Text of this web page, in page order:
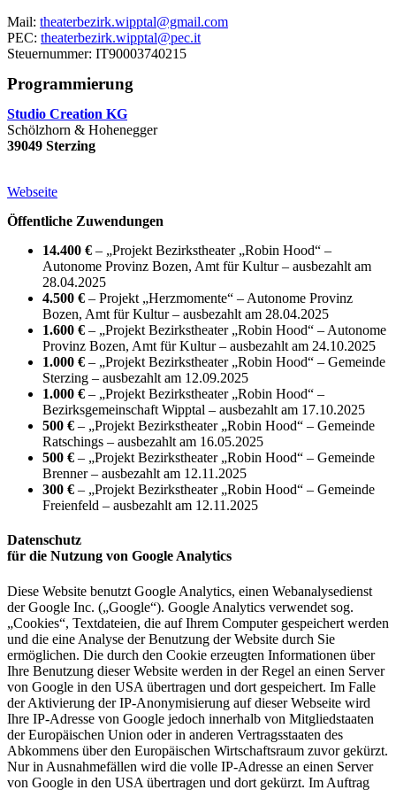
Mail: theaterbezirk.wipptal@gmail.com
PEC: theaterbezirk.wipptal@pec.it
Steuernummer: IT90003740215
Programmierung
Studio Creation KG
Schölzhorn & Hohenegger
39049 Sterzing
Webseite
Öffentliche Zuwendungen
14.400 € – „Projekt Bezirkstheater „Robin Hood“ –
Autonome Provinz Bozen, Amt für Kultur – ausbezahlt am
28.04.2025
4.500 € – Projekt „Herzmomente“ – Autonome Provinz
Bozen, Amt für Kultur – ausbezahlt am 28.04.2025
1.600 € – „Projekt Bezirkstheater „Robin Hood“ – Autonome
Provinz Bozen, Amt für Kultur – ausbezahlt am 24.10.2025
1.000 € – „Projekt Bezirkstheater „Robin Hood“ – Gemeinde
Sterzing – ausbezahlt am 12.09.2025
1.000 € – „Projekt Bezirkstheater „Robin Hood“ –
Bezirksgemeinschaft Wipptal – ausbezahlt am 17.10.2025
500 € – „Projekt Bezirkstheater „Robin Hood“ – Gemeinde
Ratschings – ausbezahlt am 16.05.2025
500 € – „Projekt Bezirkstheater „Robin Hood“ – Gemeinde
Brenner – ausbezahlt am 12.11.2025
300 € – „Projekt Bezirkstheater „Robin Hood“ – Gemeinde
Freienfeld – ausbezahlt am 12.11.2025
Datenschutz
für die Nutzung von Google Analytics
Diese Website benutzt Google Analytics, einen Webanalysedienst
der Google Inc. („Google“). Google Analytics verwendet sog.
„Cookies“, Textdateien, die auf Ihrem Computer gespeichert werden
und die eine Analyse der Benutzung der Website durch Sie
ermöglichen. Die durch den Cookie erzeugten Informationen über
Ihre Benutzung dieser Website werden in der Regel an einen Server
von Google in den USA übertragen und dort gespeichert. Im Falle
der Aktivierung der IP-Anonymisierung auf dieser Webseite wird
Ihre IP-Adresse von Google jedoch innerhalb von Mitgliedstaaten
der Europäischen Union oder in anderen Vertragsstaaten des
Abkommens über den Europäischen Wirtschaftsraum zuvor gekürzt.
Nur in Ausnahmefällen wird die volle IP-Adresse an einen Server
von Google in den USA übertragen und dort gekürzt. Im Auftrag